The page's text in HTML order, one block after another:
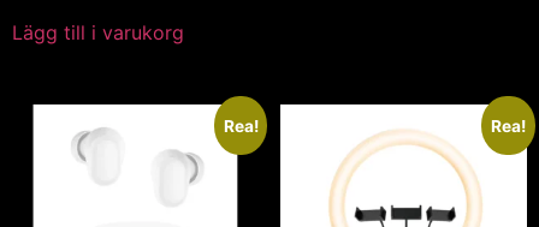
Lägg till i varukorg
Rea! Rea!